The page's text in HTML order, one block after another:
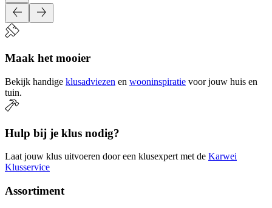
Maak het mooier
Bekijk handige klusadviezen en wooninspiratie voor jouw huis en
tuin.
Hulp bij je klus nodig?
Laat jouw klus uitvoeren door een klusexpert met de Karwei
Klusservice
Assortiment